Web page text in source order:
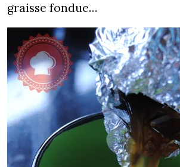
graisse fondue…